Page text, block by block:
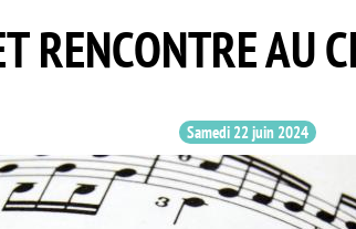
RENCONTRE AU
Samedi 22 juin 2024